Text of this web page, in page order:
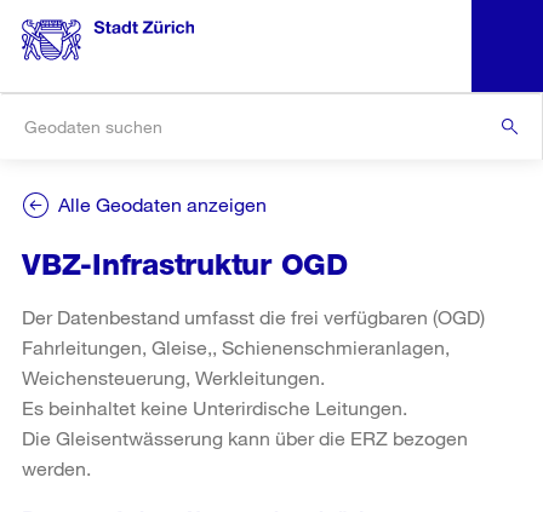
Alle Geodaten anzeigen
VBZ-Infrastruktur OGD
Der Datenbestand umfasst die frei verfügbaren (OGD)
Fahrleitungen, Gleise,, Schienenschmieranlagen,
Weichensteuerung, Werkleitungen.
Es beinhaltet keine Unterirdische Leitungen.
Die Gleisentwässerung kann über die ERZ bezogen
werden.